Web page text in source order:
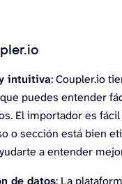
intuitiva: Coupler.io
puedes entender
El importador es
o sección está bien
a entender
de datos: La